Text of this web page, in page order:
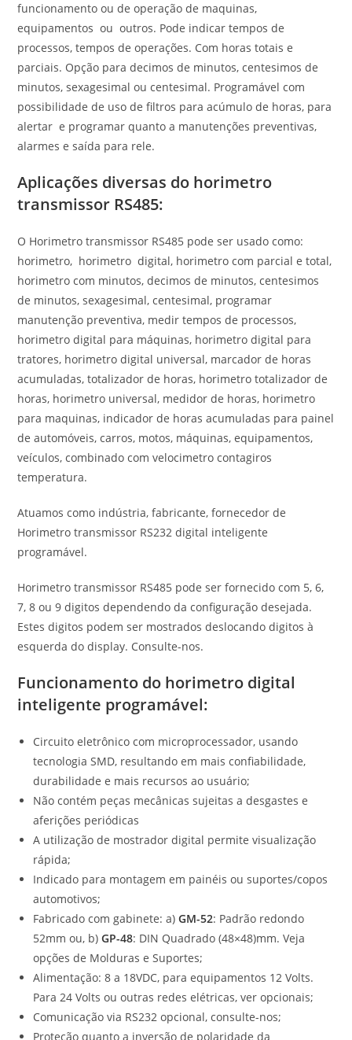
funcionamento ou de operação de maquinas,
equipamentos ou outros. Pode indicar tempos de
processos, tempos de operações. Com horas totais e
parciais. Opção para decimos de minutos, centesimos de
minutos, sexagesimal ou centesimal. Programável com
possibilidade de uso de filtros para acúmulo de horas, para
alertar e programar quanto a manutenções preventivas,
alarmes e saída para rele.
Aplicações diversas do horimetro
transmissor RS485:
O Horimetro transmissor RS485 pode ser usado como:
horimetro, horimetro digital, horimetro com parcial e total,
horimetro com minutos, decimos de minutos, centesimos
de minutos, sexagesimal, centesimal, programar
manutenção preventiva, medir tempos de processos,
horimetro digital para máquinas, horimetro digital para
tratores, horimetro digital universal, marcador de horas
acumuladas, totalizador de horas, horimetro totalizador de
horas, horimetro universal, medidor de horas, horimetro
para maquinas, indicador de horas acumuladas para painel
de automóveis, carros, motos, máquinas, equipamentos,
veículos, combinado com velocimetro contagiros
temperatura.
Atuamos como indústria, fabricante, fornecedor de
Horimetro transmissor RS232 digital inteligente
programável.
Horimetro transmissor RS485 pode ser fornecido com 5, 6,
7, 8 ou 9 digitos dependendo da configuração desejada.
Estes digitos podem ser mostrados deslocando digitos à
esquerda do display. Consulte-nos.
Funcionamento do horimetro digital
inteligente programável:
Circuito eletrônico com microprocessador, usando
tecnologia SMD, resultando em mais confiabilidade,
durabilidade e mais recursos ao usuário;
Não contém peças mecânicas sujeitas a desgastes e
aferições periódicas
A utilização de mostrador digital permite visualização
rápida;
Indicado para montagem em painéis ou suportes/copos
automotivos;
Fabricado com gabinete: a)GM-52: Padrão redondo
52mm ou, b)GP-48: DIN Quadrado (48×48)mm. Veja
opções de Molduras e Suportes;
Alimentação: 8 a 18VDC, para equipamentos 12 Volts.
Para 24 Volts ou outras redes elétricas, ver opcionais;
Comunicação via RS232 opcional, consulte-nos;
Proteção quanto a inversão de polaridade da